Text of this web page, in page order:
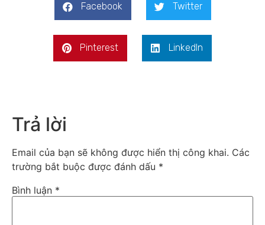
Facebook Twitter
Pinterest LinkedIn
Trả lời
Email của bạn sẽ không được hiển thị công khai. Các
trường bắt buộc được đánh dấu *
Bình luận *